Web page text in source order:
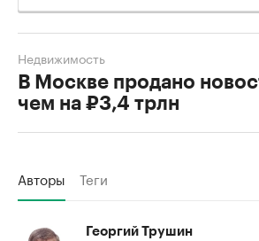
В Москве продано
чем на ₽3,4 трлн
Недвижимость
Авторы Теги
Георгий Трушин